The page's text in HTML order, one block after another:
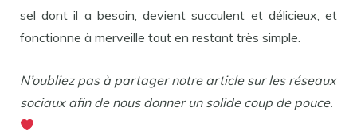
sel dont il a besoin, devient succulent et délicieux, et
fonctionne à merveille tout en restant très simple.
N’oubliez pas à partager notre article sur les réseaux
sociaux afin de nous donner un solide coup de pouce.